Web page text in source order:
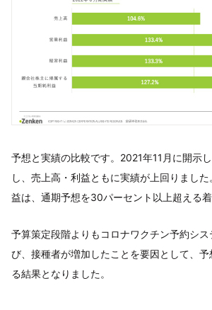
予想と実績の比較です。2021年11月に開示
し、売上高・利益ともに実績が上回りまし
益は、通期予想を30パーセント以上超える着
予算策定段階よりもコロナワクチン予約シ
び、接種者が増加したことを要因として、
る結果となりました。